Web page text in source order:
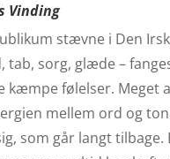
Vinding
stævne i Den
tab, sorg, glæde –
kæmpe følelser. Meget
mellem ord og
som går langt